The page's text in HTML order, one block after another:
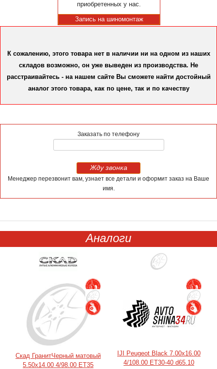
приобретенных у нас.
Запись на шиномонтаж
К сожалению, этого товара нет в наличии ни на одном из наших
складов возможно, он уже выведен из производства. Не
расстраивайтесь - на нашем сайте Вы сможете найти достойный
аналог этого товара, как по цене, так и по качеству
Заказать по телефону
Жду звонка
Менеджер перезвонит вам, узнает все детали и оформит заказ на Ваше
имя.
Аналоги
Скад ГранитЧерный матовый
5.50x14.00 4/98.00 ET35
IJI Peugeot Black 7.00x16.00
4/108.00 ET30-40 d65.10